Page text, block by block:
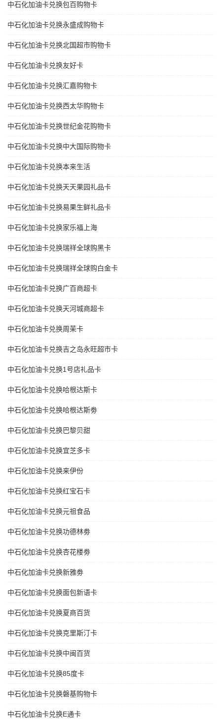
中石化加油卡兑换包百购物卡
中石化加油卡兑换永盛成购物卡
中石化加油卡兑换北国超市购物卡
中石化加油卡兑换友好卡
中石化加油卡兑换汇嘉购物卡
中石化加油卡兑换西太华购物卡
中石化加油卡兑换世纪金花购物卡
中石化加油卡兑换中大国际购物卡
中石化加油卡兑换本来生活
中石化加油卡兑换天天果园礼品卡
中石化加油卡兑换易果生鲜礼品卡
中石化加油卡兑换家乐福上海
中石化加油卡兑换瑞祥全球购黑卡
中石化加油卡兑换瑞祥全球购白金卡
中石化加油卡兑换广百商超卡
中石化加油卡兑换天河城商超卡
中石化加油卡兑换周茉卡
中石化加油卡兑换吉之岛永旺超市卡
中石化加油卡兑换1号店礼品卡
中石化加油卡兑换哈根达斯卡
中石化加油卡兑换哈根达斯劵
中石化加油卡兑换巴黎贝甜
中石化加油卡兑换宜芝多卡
中石化加油卡兑换来伊份
中石化加油卡兑换红宝石卡
中石化加油卡兑换元祖食品
中石化加油卡兑换功德林劵
中石化加油卡兑换杏花楼劵
中石化加油卡兑换新雅劵
中石化加油卡兑换面包新语卡
中石化加油卡兑换夏商百货
中石化加油卡兑换克里斯汀卡
中石化加油卡兑换中闽百货
中石化加油卡兑换85度卡
中石化加油卡兑换磐基购物卡
中石化加油卡兑换E通卡